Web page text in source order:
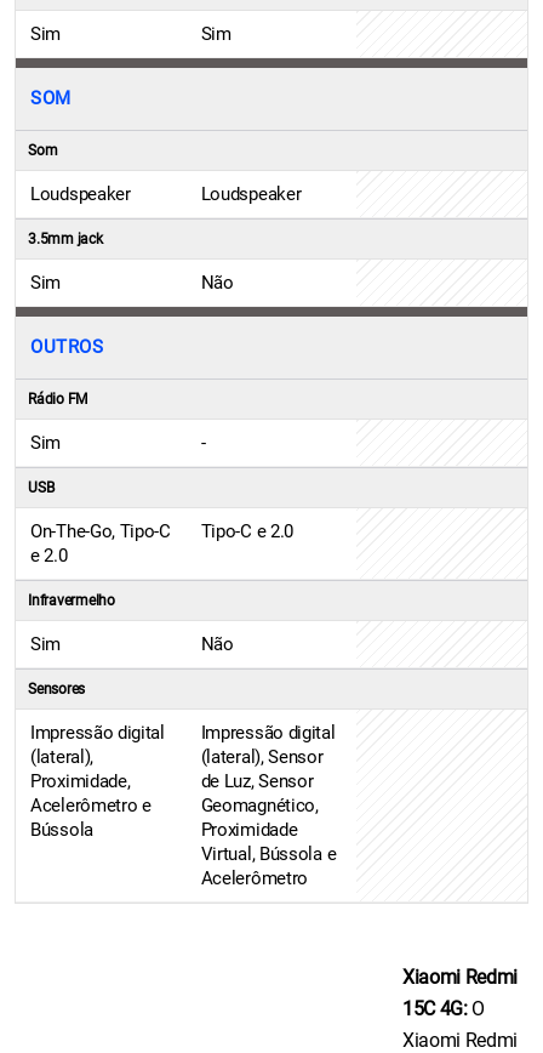
Sim Sim
SOM
Som
Loudspeaker Loudspeaker
3.5mm jack
Sim Não
OUTROS
Rádio FM
Sim -
USB
On-The-Go, Tipo-C
e 2.0
Tipo-C e 2.0
Infravermelho
Sim Não
Sensores
Impressão digital
(lateral),
Proximidade,
Acelerômetro e
Bússola
Impressão digital
(lateral), Sensor
de Luz, Sensor
Geomagnético,
Proximidade
Virtual, Bússola e
Acelerômetro
Xiaomi Redmi
15C 4G:O
Xiaomi Redmi